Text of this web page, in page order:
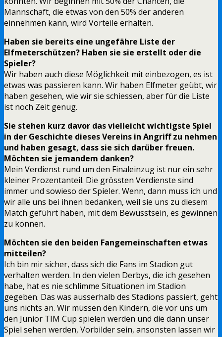
Mannschaft, die etwas von den 50% der anderen
einnehmen kann, wird Vorteile erhalten.
Haben sie bereits eine ungefähre Liste der
Elfmeterschützen? Haben sie sie erstellt oder die
Spieler?
Wir haben auch diese Möglichkeit mit einbezogen, es ist
etwas was passieren kann. Wir haben Elfmeter geübt, wir
haben gesehen, wie wir sie schiessen, aber für die Liste
ist noch Zeit genug.
Sie stehen kurz davor das vielleicht wichtigste Spiel
in der Geschichte dieses Vereins in Angriff zu nehmen
und haben gesagt, dass sie sich darüber freuen.
Möchten sie jemandem danken?
Mein Verdienst rund um den Finaleinzug ist nur ein sehr
kleiner Prozentanteil. Die grössten Verdienste sind
immer und sowieso der Spieler. Wenn, dann muss ich und
wir alle uns bei ihnen bedanken, weil sie uns zu diesem
Match geführt haben, mit dem Bewusstsein, es gewinnen
zu können.
Möchten sie den beiden Fangemeinschaften etwas
mitteilen?
Ich bin mir sicher, dass sich die Fans im Stadion gut
verhalten werden. In den vielen Derbys, die ich gesehen
habe, hat es nie schlimme Situationen im Stadion
gegeben. Das was ausserhalb des Stadions passiert, geht
uns nichts an. Wir müssen den Kindern, die vor uns um
den Junior TIM Cup spielen werden und die dann unser
Spiel sehen werden, Vorbilder sein, ansonsten lassen wir